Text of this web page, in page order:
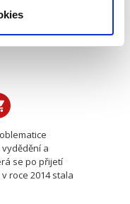
a
se po přijetí
roce 2014 stala